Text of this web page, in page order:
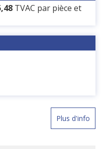
TVAC par pièce et
Plus d'info